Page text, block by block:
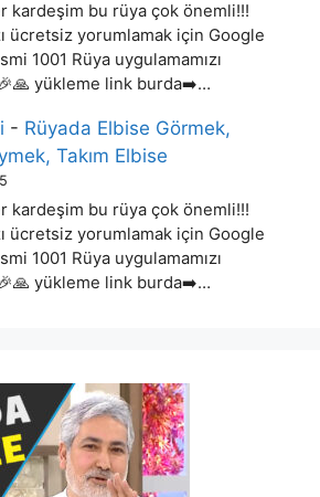
kardeşim bu rüya çok önemli!!!
ücretsiz yorumlamak için Google
1001 Rüya uygulamamızı
yükleme link burda➡️…
- Rüyada Elbise Görmek,
Takım Elbise
kardeşim bu rüya çok önemli!!!
ücretsiz yorumlamak için Google
1001 Rüya uygulamamızı
yükleme link burda➡️…